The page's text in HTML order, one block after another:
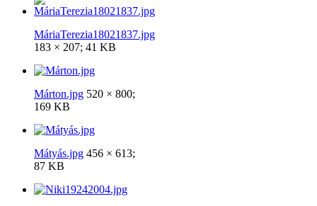
MáriaTerezia18021837.jpg
183 × 207; 41 KB
Márton.jpg 520 × 800;
169 KB
Mátyás.jpg 456 × 613;
87 KB